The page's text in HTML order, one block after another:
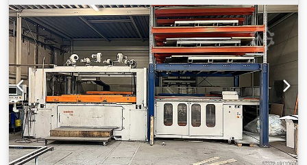
ортогонална фрезова глава, управление: Siemens
Sinumerik 840 Di solution line. Предлага се с
документация. Възможен е оглед на място. Csdpfxswih Alj
Aamsha